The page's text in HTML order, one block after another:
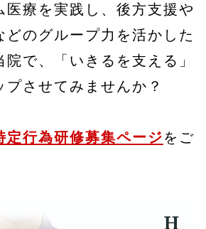
医療を実践し、後方支援や
どのグループ力を活かした
で、「いきるを支える」
させてみませんか？
定行為研修募集ページをご